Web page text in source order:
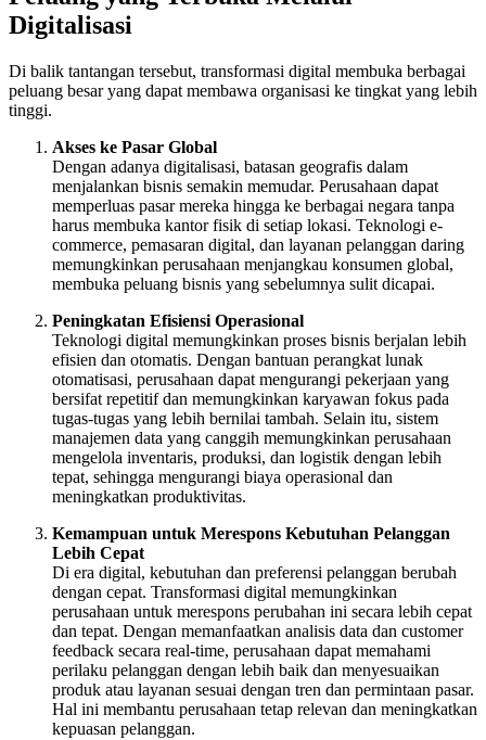
Digitalisasi
Di balik tantangan tersebut, transformasi digital membuka berbagai
peluang besar yang dapat membawa organisasi ke tingkat yang lebih
tinggi.
Akses ke Pasar Global
Dengan adanya digitalisasi, batasan geografis dalam
menjalankan bisnis semakin memudar. Perusahaan dapat
memperluas pasar mereka hingga ke berbagai negara tanpa
harus membuka kantor fisik di setiap lokasi. Teknologi e-
commerce, pemasaran digital, dan layanan pelanggan daring
memungkinkan perusahaan menjangkau konsumen global,
membuka peluang bisnis yang sebelumnya sulit dicapai.
Peningkatan Efisiensi Operasional
Teknologi digital memungkinkan proses bisnis berjalan lebih
efisien dan otomatis. Dengan bantuan perangkat lunak
otomatisasi, perusahaan dapat mengurangi pekerjaan yang
bersifat repetitif dan memungkinkan karyawan fokus pada
tugas-tugas yang lebih bernilai tambah. Selain itu, sistem
manajemen data yang canggih memungkinkan perusahaan
mengelola inventaris, produksi, dan logistik dengan lebih
tepat, sehingga mengurangi biaya operasional dan
meningkatkan produktivitas.
Kemampuan untuk Merespons Kebutuhan Pelanggan
Lebih Cepat
Di era digital, kebutuhan dan preferensi pelanggan berubah
dengan cepat. Transformasi digital memungkinkan
perusahaan untuk merespons perubahan ini secara lebih cepat
dan tepat. Dengan memanfaatkan analisis data dan customer
feedback secara real-time, perusahaan dapat memahami
perilaku pelanggan dengan lebih baik dan menyesuaikan
produk atau layanan sesuai dengan tren dan permintaan pasar.
Hal ini membantu perusahaan tetap relevan dan meningkatkan
kepuasan pelanggan.